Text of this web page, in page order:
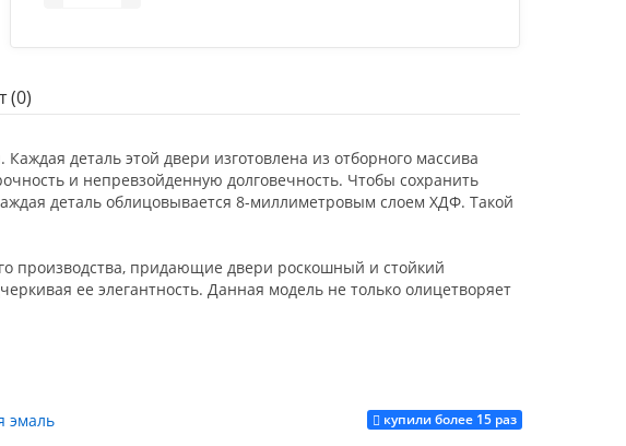
(0)
деталь этой двери изготовлена из отборного массива
и непревзойденную долговечность. Чтобы сохранить
деталь облицовывается 8-миллиметровым слоем ХДФ. Такой
производства, придающие двери роскошный и стойкий
ее элегантность. Данная модель не только олицетворяет
купили более 15 раз